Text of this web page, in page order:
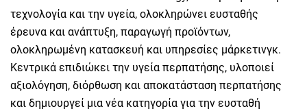
τεχνολογία και την υγεία, ολοκληρώνει ευσταθής
έρευνα και ανάπτυξη, παραγωγή προϊόντων,
ολοκληρωμένη κατασκευή και υπηρεσίες μάρκετινγκ.
Κεντρικά επιδιώκει την υγεία περπατήσης, υλοποιεί
αξιολόγηση, διόρθωση και αποκατάσταση περπατήσης
και δημιουργεί μια νέα κατηγορία για την ευσταθή